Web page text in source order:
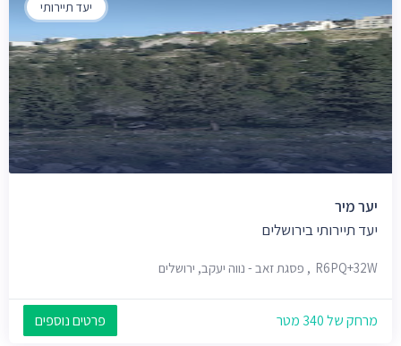
יעד תיירותי
יער מיר
יעד תיירותי בירושלים
R6PQ+32W, פסגת זאב - נווה יעקב, ירושלים
מרחק של 340 מטר פרטים נוספים